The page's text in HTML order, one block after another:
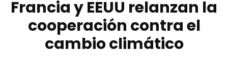
Francia y EEUU relanzan la
cooperación contra el
cambio climático